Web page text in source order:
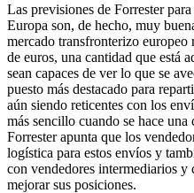
Las previsiones de Forrester
Europa son, de hecho, muy
mercado transfronterizo
de euros, una cantidad que está
sean capaces de ver lo que se
puesto más destacado para
aún siendo reticentes con los
más sencillo cuando se hace
Forrester apunta que los
logística para estos envíos y
con vendedores intermediarios y
mejorar sus posiciones.